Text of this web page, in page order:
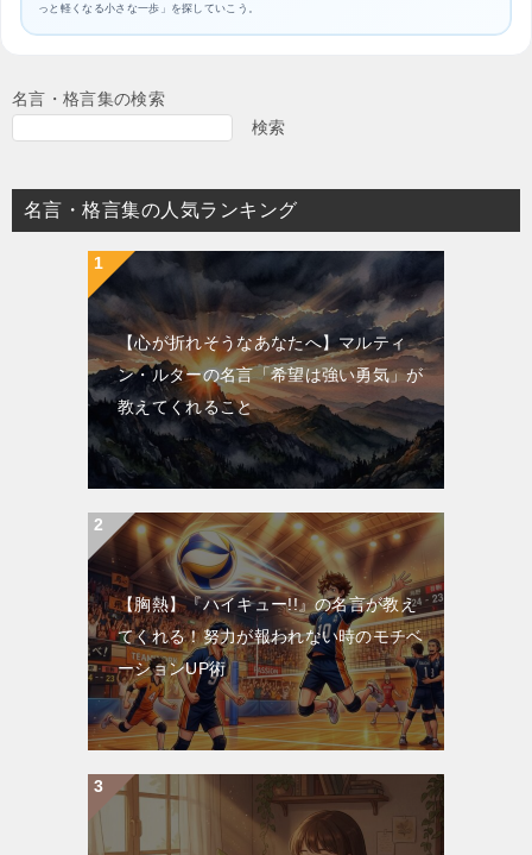
っと軽くなる小さな一歩」を探していこう。
名言・格言集の検索
検索
名言・格言集の人気ランキング
【心が折れそうなあなたへ】マルティ
ン・ルターの名言「希望は強い勇気」が
教えてくれること
【胸熱】『ハイキュー!!』の名言が教え
てくれる！努力が報われない時のモチベ
ーションUP術